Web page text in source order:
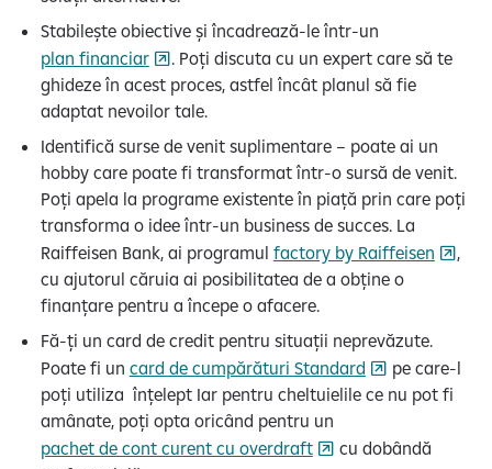
Stabilește obiective și încadrează-le într-un
plan financiar
. Poți discuta cu un expert care să te
ghideze în acest proces, astfel încât planul să fie
adaptat nevoilor tale.
Identifică surse de venit suplimentare – poate ai un
hobby care poate fi transformat într-o sursă de venit.
Poți apela la programe existente în piață prin care poți
transforma o idee într-un business de succes. La
Raiffeisen Bank, ai programul factory by Raiffeisen
,
cu ajutorul căruia ai posibilitatea de a obține o
finanțare pentru a începe o afacere.
Fă-ți un card de credit pentru situații neprevăzute.
Poate fi un card de cumpărături Standard
pe care-l
poți utiliza înțelept Iar pentru cheltuielile ce nu pot fi
amânate, poți opta oricând pentru un
pachet de cont curent cu overdraft
cu dobândă